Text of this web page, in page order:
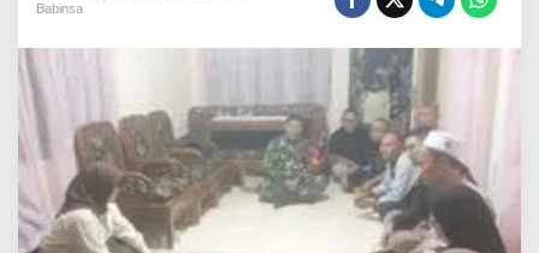
l
a
a
n
M
a
Babinsa